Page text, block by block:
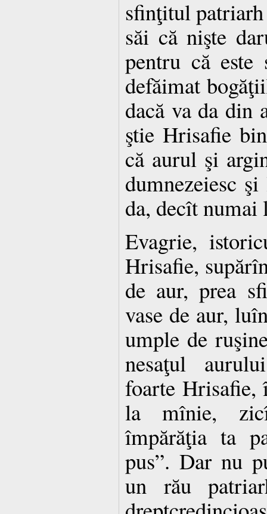
sfinţitul
săi că nişte
pentru că este
defăimat
dacă va da din
ştie Hrisafie
că aurul şi
dumnezeiesc
da, decît numai
Evagrie,
Hrisafie,
de aur, prea
vase de aur,
umple de
nesaţul
foarte Hrisafie,
la mînie,
împărăţia ta
pus”. Dar nu
un rău